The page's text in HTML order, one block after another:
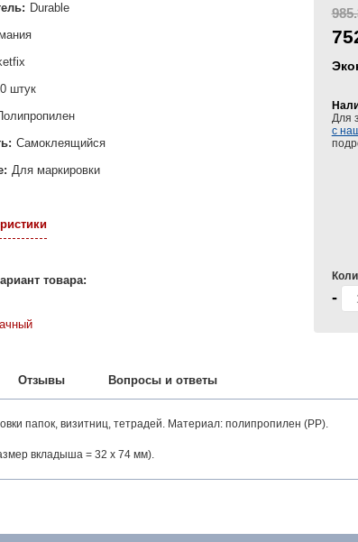
Durable
штук
Самоклеящийся
Для маркировки
товара:
Для
с
-
Отзывы Вопросы и ответы
папок, визитниц, тетрадей. Материал: полипропилен (PP).
вкладыша = 32 x 74 мм).